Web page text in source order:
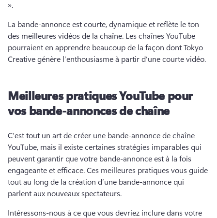
».
La bande-annonce est courte, dynamique et reflète le ton
des meilleures vidéos de la chaîne. Les chaînes YouTube
pourraient en apprendre beaucoup de la façon dont Tokyo
Creative génère l’enthousiasme à partir d’une courte vidéo.
Meilleures pratiques YouTube pour
vos bande-annonces de chaîne
C’est tout un art de créer une bande-annonce de chaîne
YouTube, mais il existe certaines stratégies imparables qui
peuvent garantir que votre bande-annonce est à la fois
engageante et efficace. Ces meilleures pratiques vous guide
tout au long de la création d’une bande-annonce qui
parlent aux nouveaux spectateurs.
Intéressons-nous à ce que vous devriez inclure dans votre